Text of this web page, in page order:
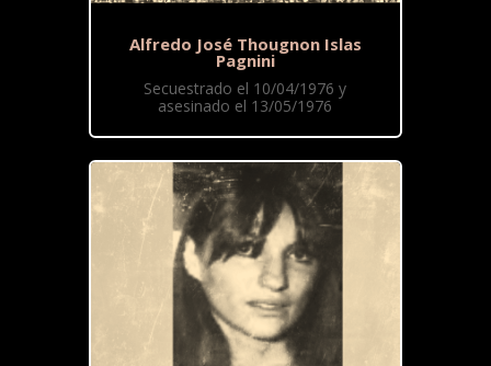
Alfredo José Thougnon Islas
Pagnini
Secuestrado el 10/04/1976 y
asesinado el 13/05/1976